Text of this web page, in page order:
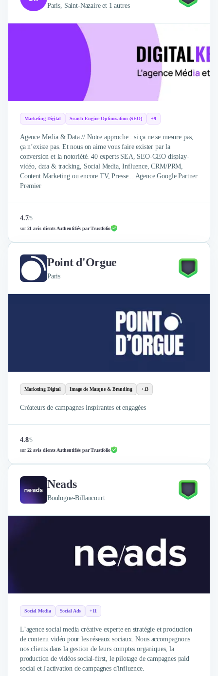
Paris, Saint-Nazaire et 1 autres
Marketing Digital Search Engine Optimisation (SEO) +9
Agence Media & Data // Notre approche : si ça ne se mesure pas,
ça n’existe pas. Et nous on aime vous faire exister par la
conversion et la notoriété. 40 experts SEA, SEO-GEO display-
vidéo, data & tracking, Social Media, Influence, CRM/PRM,
Content Marketing ou encore TV, Presse... Agence Google Partner
Premier
4.7/5
sur21 avis clients Authentifiés par Trustfolio
Point d'Orgue
Paris
Marketing Digital Image de Marque & Branding +13
Créateurs de campagnes inspirantes et engagées
4.8/5
sur22 avis clients Authentifiés par Trustfolio
Neads
Boulogne-Billancourt
Social Media Social Ads +11
L’agence social media créative experte en stratégie et production
de contenu vidéo pour les réseaux sociaux. Nous accompagnons
nos clients dans la gestion de leurs comptes organiques, la
production de vidéos social-first, le pilotage de campagnes paid
social et l'activation de campagnes d'influence.